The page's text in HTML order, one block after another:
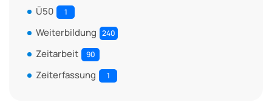
Ü50 1
Weiterbildung 240
Zeitarbeit 90
Zeiterfassung 1